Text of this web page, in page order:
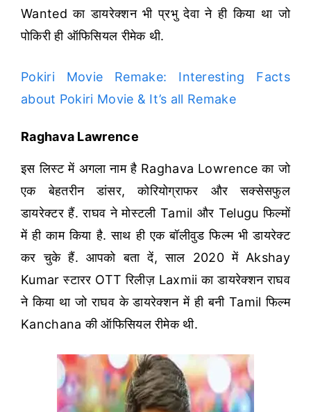
Wanted का डायरेक्शन भी प्रभु देवा ने ही किया था जो
पोकिरी ही ऑफिसियल रीमेक थी.
Pokiri Movie Remake: Interesting Facts
about Pokiri Movie & It’s all Remake
Raghava Lawrence
इस लिस्ट में अगला नाम है Raghava Lowrence का जो
एक बेहतरीन डांसर, कोरियोग्राफर और सक्सेसफुल
डायरेक्टर हैं. राघव ने मोस्टली Tamil और Telugu फिल्मों
में ही काम किया है. साथ ही एक बॉलीवुड फिल्म भी डायरेक्ट
कर चुके हैं. आपको बता दें, साल 2020 में Akshay
Kumar स्टारर OTT रिलीज़ Laxmii का डायरेक्शन राघव
ने किया था जो राघव के डायरेक्शन में ही बनी Tamil फिल्म
Kanchana की ऑफिसियल रीमेक थी.